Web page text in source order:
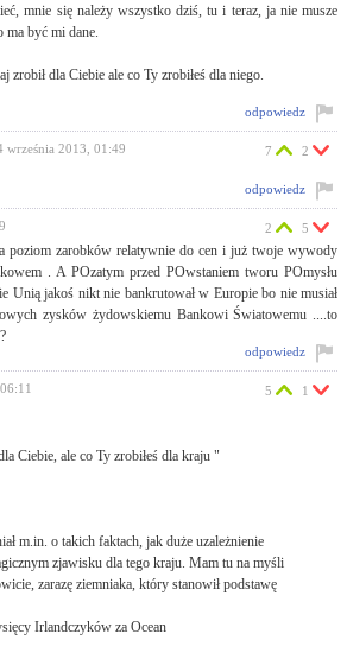
mnie się należy wszystko dziś, tu i teraz, ja nie musze
ma być mi dane.
dla Ciebie ale co Ty zrobiłeś dla niego.
odpowiedz
września 2013, 01:49 7 2
odpowiedz
poziom zarobków relatywnie do cen i już twoje wywody
. A POzatym przed POwstaniem tworu POmysłu
Unią jakoś nikt nie bankrutował w Europie bo nie musiał
zysków żydowskiemu Bankowi Światowemu ....to
2 5
odpowiedz
Ciebie, ale co Ty zrobiłeś dla kraju "
m.in. o takich faktach, jak duże uzależnienie
zjawisku dla tego kraju. Mam tu na myśli
zarazę ziemniaka, który stanowił podstawę
Irlandczyków za Ocean
5 1